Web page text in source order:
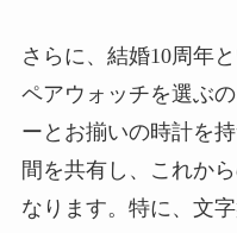
さらに、結婚10周年
ペアウォッチを選ぶ
ーとお揃いの時計を
間を共有し、これか
なります。特に、文